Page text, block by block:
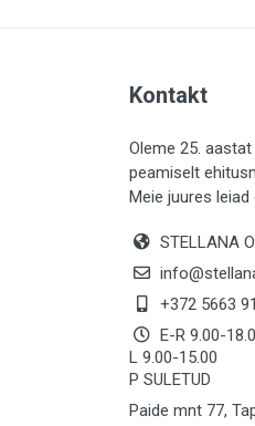
LIISTUD (183)
KIVID (31)
KATTED (132)
SOOJUSTUS
KEEMIA (220)
TÖÖRIIDED
SAUN (8)
Kontakt
Oleme 25.
peamiselt
Meie juures
STELLANA
+372 5663
E-R 9.00-
L 9.00-15.00
P SULETUD
Paide mnt 77,